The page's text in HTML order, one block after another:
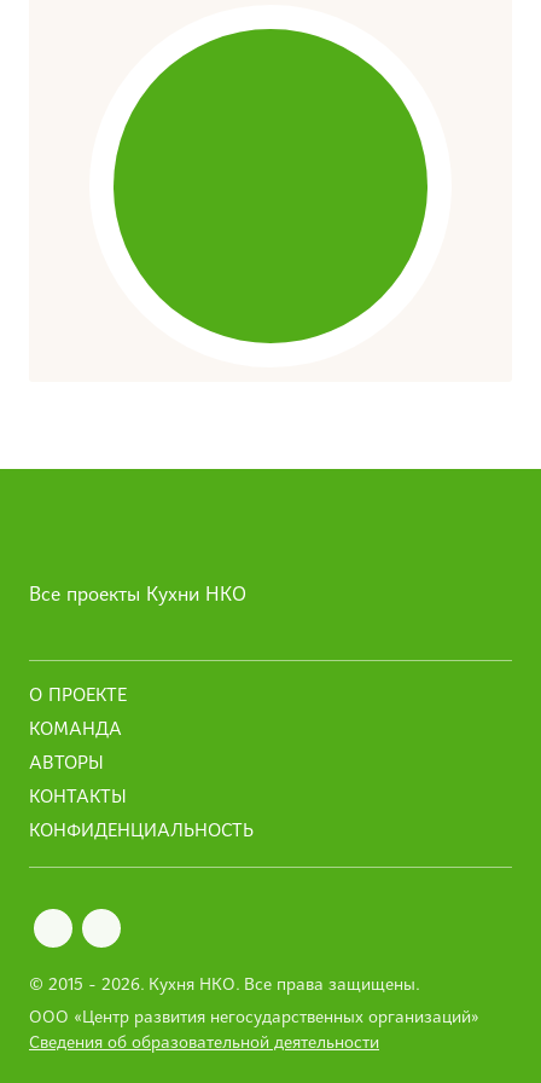
Все проекты Кухни НКО
О ПРОЕКТЕ
КОМАНДА
АВТОРЫ
КОНТАКТЫ
КОНФИДЕНЦИАЛЬНОСТЬ
© 2015 - 2026. Кухня НКО. Все права защищены.
ООО «Центр развития негосударственных организаций»
Сведения об образовательной деятельности